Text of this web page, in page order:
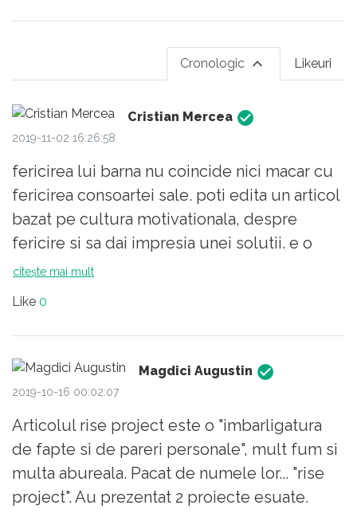
Likeuri
Cronologic
Cristian Mercea
2019-11-02 16:26:58
fericirea lui barna nu coincide nici macar cu
fericirea consoartei sale. poti edita un articol
bazat pe cultura motivationala, despre
fericire si sa dai impresia unei solutii. e o
gaselnita nu o solutie. poti sa iei orice carte
directie vrei intri la a2 a casa pe stanga si cu
toate resursele la dispozitie implemntezi
fericirea clamata in carte. va fi un esec. nici
cum ar zice englezu. e un vinzator de vise cu
ochii deschisi. e mai facil sa pescuiesti in ape
tulburi decat sa fi concret. ce nu s-a promis
electorului roman pana acum? s-a promis
citește mai mult
Like 0
Magdici Augustin
2019-10-16 00:02:07
Articolul rise project este o "imbarligatura
de fapte si de pareri personale", mult fum si
multa abureala. Pacat de numele lor... "rise
project". Au prezentat 2 proiecte esuate.